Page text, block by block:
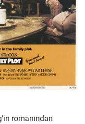
romanından